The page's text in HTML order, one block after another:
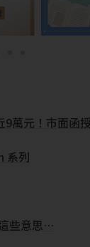
萬元！市面函
系列
些意思…